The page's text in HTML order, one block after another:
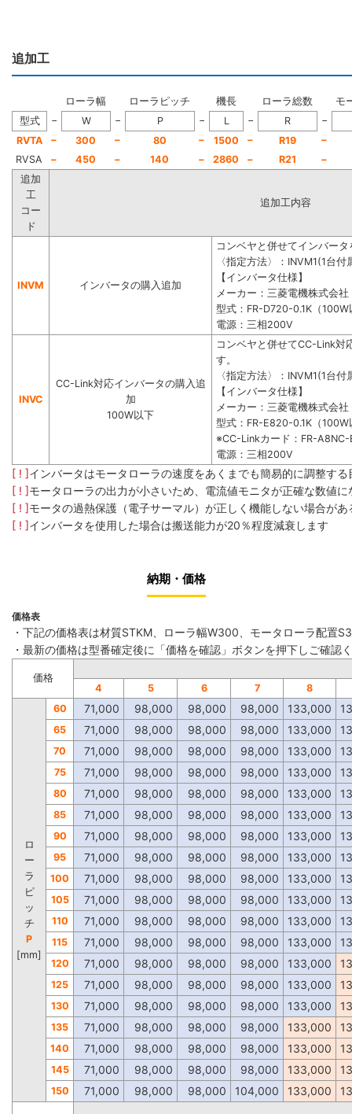
追加工
ローラ幅 ローラピッチ 機長 ローラ総数
モ
型式
− W − P − L − R
−
RVTA
− 300 − 80 − 1500 − R19
−
RVSA
− 450 − 140 − 2860 − R21
−
追加
工
コー
ド
追加工内容
INVM インバータの購入追加
コンベヤと併せてインバー
〈指定方法〉：INVM1(1台
【インバータ仕様】
メーカー：三菱電機株式会社
型式：FR-D720-0.1K（100W
電源：三相200V
INVC
CC-Link対応インバータの購入追
加
100W以下
コンベヤと併せてCC-Link対
す。
〈指定方法〉：INVM1(1台
【インバータ仕様】
メーカー：三菱電機株式会社
型式：FR-E820-0.1K（100W
※CC-Linkカード：FR-A8NC-
電源：三相200V
[ ! ]インバータはモータローラの速度をあくまでも簡易的に調整す
[ ! ]モータローラの出力が小さいため、電流値モニタが正確な数値
[ ! ]モータの過熱保護（電子サーマル）が正しく機能しない場合が
[ ! ]インバータを使用した場合は搬送能力が20％程度減衰します
納期・価格
価格表
・下記の価格表は材質STKM、ローラ幅W300、モータローラ配置
・最新の価格は型番確定後に「価格を確認」ボタンを押下しご確認
価格
4
5 6 7 8
ロ
ー
ラ
ピ
ッ
チ
P
[mm]
60 71,000 98,000 98,000 98,000 133,000
65 71,000 98,000 98,000 98,000 133,000
70 71,000 98,000 98,000 98,000 133,000
75 71,000 98,000 98,000 98,000 133,000
80 71,000 98,000 98,000 98,000 133,000
85 71,000 98,000 98,000 98,000 133,000
90 71,000 98,000 98,000 98,000 133,000
95 71,000 98,000 98,000 98,000 133,000
100 71,000 98,000 98,000 98,000 133,000
105 71,000 98,000 98,000 98,000 133,000
110 71,000 98,000 98,000 98,000 133,000
115 71,000 98,000 98,000 98,000 133,000
120 71,000 98,000 98,000 98,000 133,000
125 71,000 98,000 98,000 98,000 133,000
130 71,000 98,000 98,000 98,000 133,000
135 71,000 98,000 98,000 98,000 133,000
140 71,000 98,000 98,000 98,000 133,000
145 71,000 98,000 98,000 98,000 133,000
150 71,000 98,000 98,000 104,000 133,000